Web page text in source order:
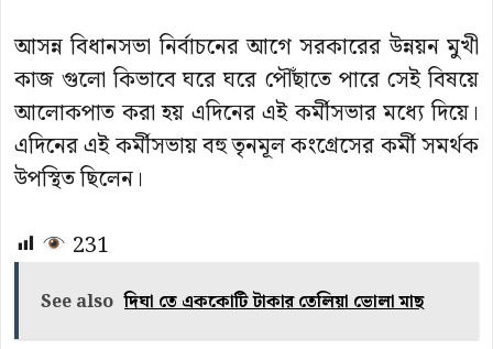
আসন্ন বিধানসভা নির্বাচনের আগে সরকারের উন্নয়ন মুখী
কাজ গুলো কিভাবে ঘরে ঘরে পৌঁছাতে পারে সেই বিষয়ে
আলোকপাত করা হয় এদিনের এই কর্মীসভার মধ্যে দিয়ে।
এদিনের এই কর্মীসভায় বহু তৃনমূল কংগ্রেসের কর্মী সমর্থক
উপস্থিত ছিলেন।
231
See also দিঘা তে এককোটি টাকার তেলিয়া ভোলা মাছ